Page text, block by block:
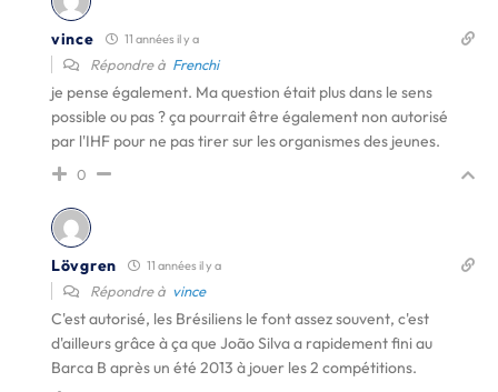
vince 11 années il y a
Répondre à Frenchi
je pense également. Ma question était plus dans le sens
possible ou pas ? ça pourrait être également non autorisé
par l'IHF pour ne pas tirer sur les organismes des jeunes.
0
Lövgren 11 années il y a
Répondre à vince
C'est autorisé, les Brésiliens le font assez souvent, c'est
d'ailleurs grâce à ça que João Silva a rapidement fini au
Barca B après un été 2013 à jouer les 2 compétitions.